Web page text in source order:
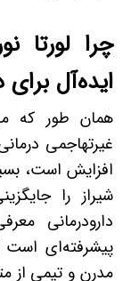
چرا لورتا
ایده‌آل
همان طور که
غیرتهاجمی
افزایش است،
شیراز را
دارودرمانی
پیشرفته‌ای است
مدرن و تیمی از